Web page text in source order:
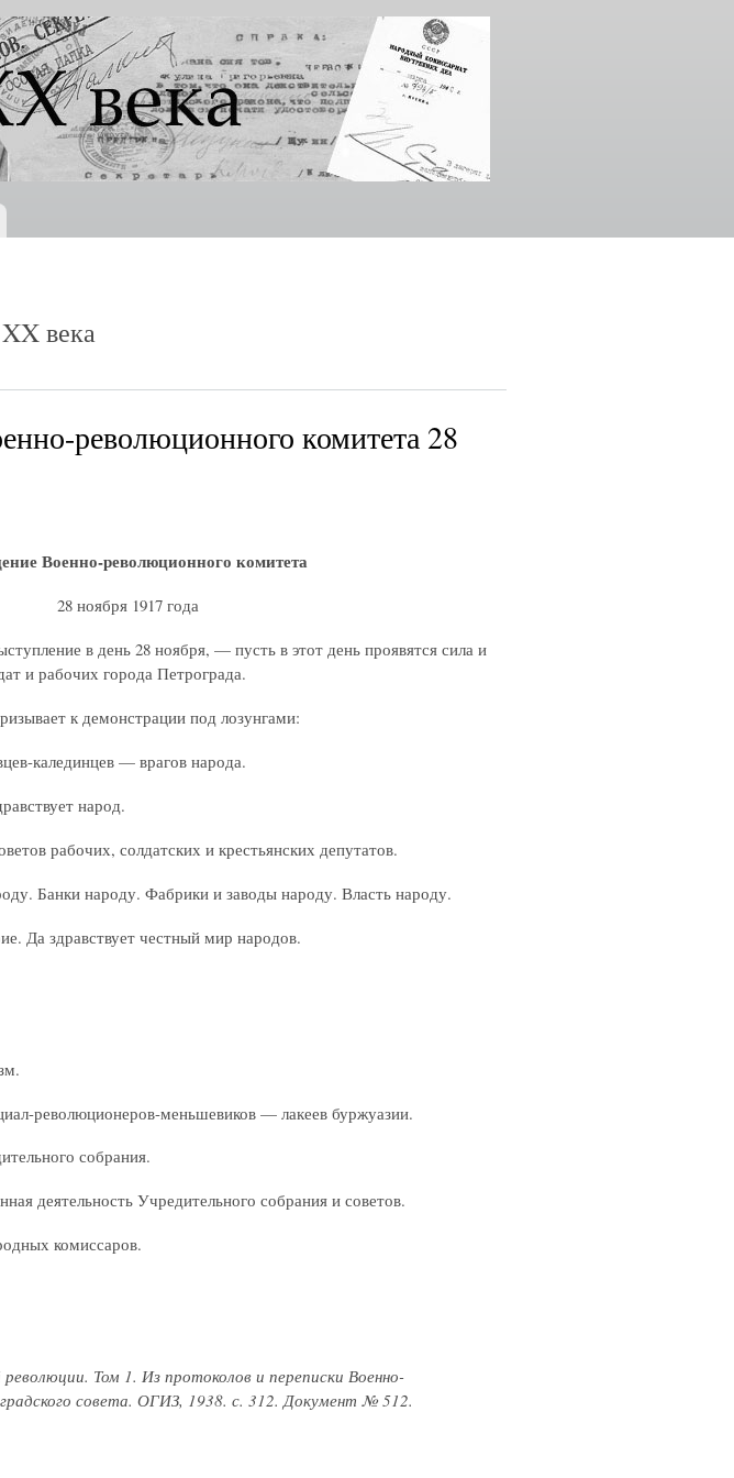
века
революционного комитета 28
Военно-революционного комитета
28 ноября 1917 года
в день 28 ноября, — пусть в этот день проявятся сила и
и рабочих города Петрограда.
к демонстрации под лозунгами:
— врагов народа.
народ.
рабочих, солдатских и крестьянских депутатов.
народу. Фабрики и заводы народу. Власть народу.
здравствует честный мир народов.
меньшевиков — лакеев буржуазии.
собрания.
деятельность Учредительного собрания и советов.
комиссаров.
Том 1. Из протоколов и переписки Военно-
совета. ОГИЗ, 1938. с. 312. Документ № 512.